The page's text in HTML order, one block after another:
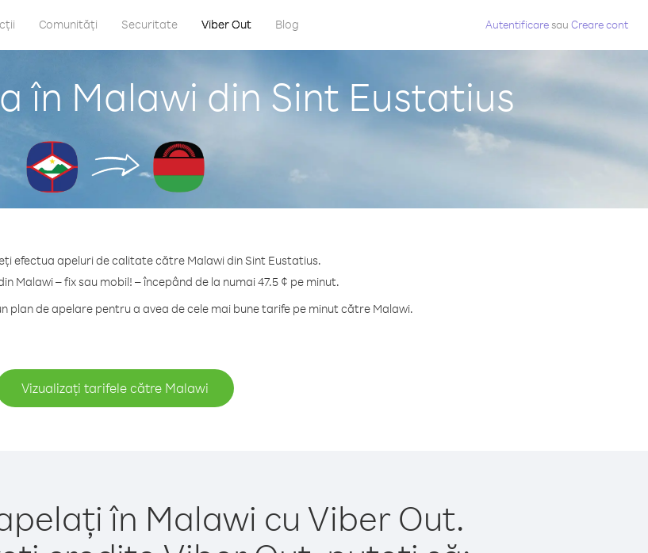
Comunități Securitate Viber Out Blog Autentificaresau Creare cont
în Malawi din Sint Eustatius
efectua apeluri de calitate către Malawi din Sint Eustatius.
Malawi – fix sau mobil! – începând de la numai 47.5 ¢ pe minut.
plan de apelare pentru a avea de cele mai bune tarife pe minut către Malawi.
Vizualizați tarifele către Malawi
în Malawi cu Viber Out.